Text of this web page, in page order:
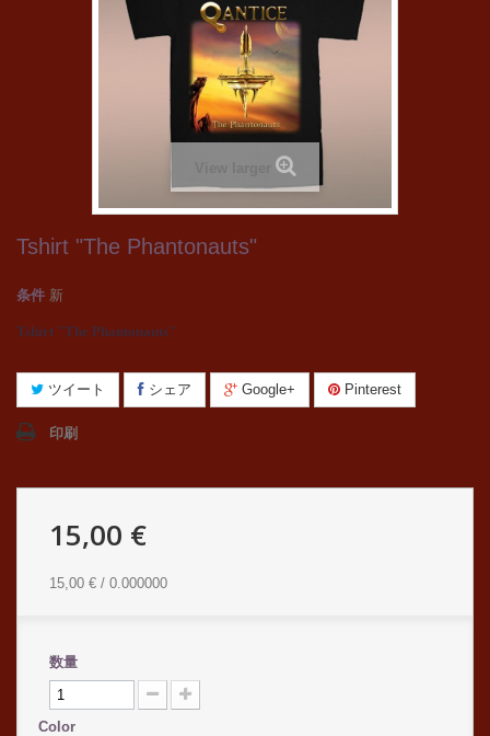
Tshirt "The Phantonauts"
条件 新
Tshirt "The Phantonauts"
ツイート シェア Google+ Pinterest
印刷
15,00 €
15,00 € / 0.000000
数量
Color